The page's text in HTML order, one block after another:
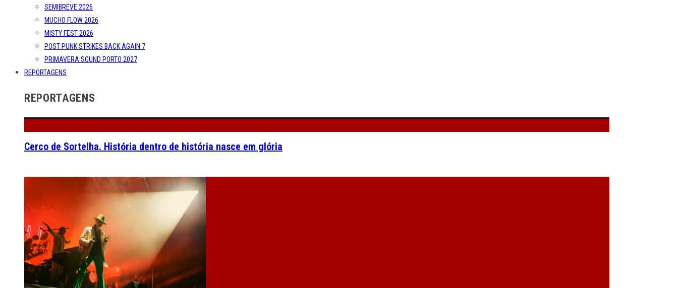
SEMIBREVE 2026
MUCHO FLOW 2026
MISTY FEST 2026
POST PUNK STRIKES BACK AGAIN 7
PRIMAVERA SOUND PORTO 2027
REPORTAGENS
REPORTAGENS
Cerco de Sortelha. História dentro de história nasce em glória